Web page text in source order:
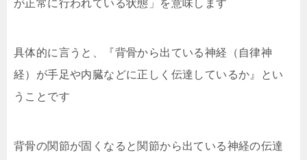
が正常に行われている状態」を意味します
具体的に言うと、『背骨から出ている神経（自律神
経）が手足や内臓などに正しく伝達しているか』とい
うことです
背骨の関節が固くなると関節から出ている神経の伝達